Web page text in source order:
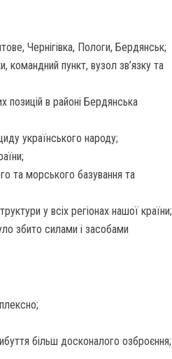
Чернігівка, Пологи, Бердянськ;
командний пункт, вузол зв’язку та
позицій в районі Бердянська
українського народу;
та морського базування та
у всіх регіонах нашої країни;
збито силами і засобами
більш досконалого озброєння;